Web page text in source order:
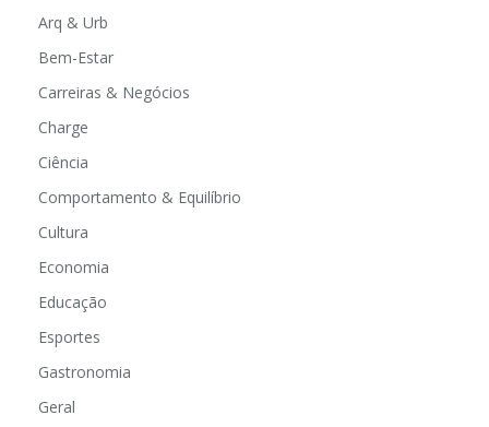
Arq & Urb
Bem-Estar
Carreiras & Negócios
Charge
Ciência
Comportamento & Equilíbrio
Cultura
Economia
Educação
Esportes
Gastronomia
Geral